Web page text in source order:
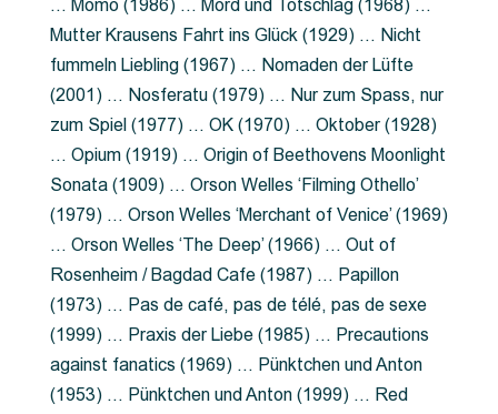
… Momo (1986) … Mord und Totschlag (1968) …
Mutter Krausens Fahrt ins Glück (1929) … Nicht
fummeln Liebling (1967) … Nomaden der Lüfte
(2001) … Nosferatu (1979) … Nur zum Spass, nur
zum Spiel (1977) … OK (1970) … Oktober (1928)
… Opium (1919) … Origin of Beethovens Moonlight
Sonata (1909) … Orson Welles ‘Filming Othello’
(1979) … Orson Welles ‘Merchant of Venice’ (1969)
… Orson Welles ‘The Deep’ (1966) … Out of
Rosenheim / Bagdad Cafe (1987) … Papillon
(1973) … Pas de café, pas de télé, pas de sexe
(1999) … Praxis der Liebe (1985) … Precautions
against fanatics (1969) … Pünktchen und Anton
(1953) … Pünktchen und Anton (1999) … Red